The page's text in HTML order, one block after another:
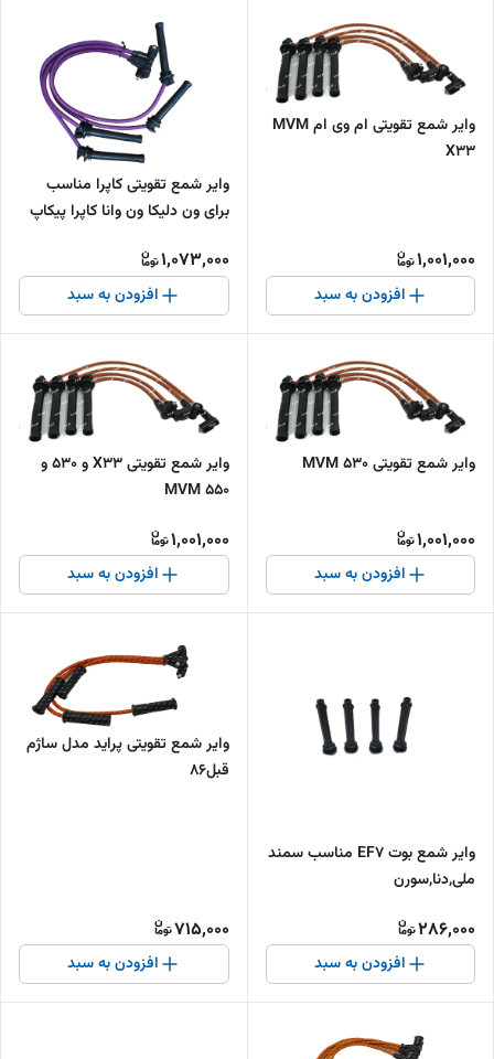
وایر شمع تقویتی ام وی ام MVM
X33
1,001,000
افزودن به سبد
وایر شمع تقویتی کاپرا مناسب
برای ون دلیکا ون وانا کاپرا پیکاپ
1,073,000
افزودن به سبد
وایر شمع تقویتی MVM 530
1,001,000
افزودن به سبد
وایر شمع تقویتی X33 و 530 و
550 MVM
1,001,000
افزودن به سبد
وایر شمع بوت EF7 مناسب سمند
ملی,دنا,سورن
286,000
افزودن به سبد
وایر شمع تقویتی پراید مدل ساژم
قبل86
715,000
افزودن به سبد